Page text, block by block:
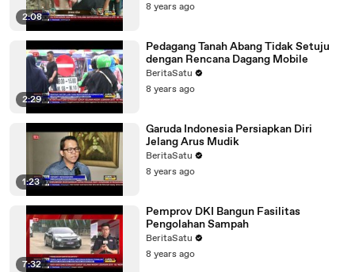
2:08
8 years ago
2:29
Pedagang Tanah Abang Tidak Setuju
dengan Rencana Dagang Mobile
BeritaSatu
8 years ago
1:23
Garuda Indonesia Persiapkan Diri
Jelang Arus Mudik
BeritaSatu
8 years ago
7:32
Pemprov DKI Bangun Fasilitas
Pengolahan Sampah
BeritaSatu
8 years ago